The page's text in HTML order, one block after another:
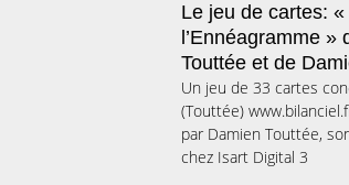
Le jeu de cartes:
l’Ennéagramme
Touttée et de
Un jeu de 33 cartes
(Touttée)
par Damien Touttée,
chez Isart Digital 3